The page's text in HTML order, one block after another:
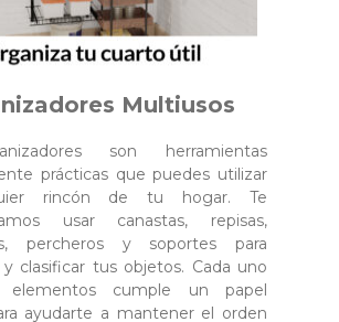
Multiusos
son herramientas
prácticas que puedes utilizar
rincón de tu hogar. Te
usar canastas, repisas,
percheros y soportes para
y clasificar tus objetos. Cada uno
cumple un papel
ayudarte a mantener el orden